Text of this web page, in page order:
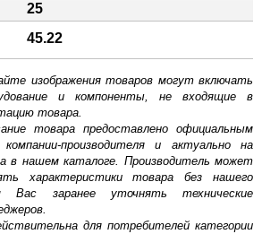
25
45.22
изображения товаров могут включать
и компоненты, не входящие в
товара.
товара предоставлено официальным
производителя и актуально на
в нашем каталоге. Производитель может
характеристики товара без нашего
Вас заранее уточнять технические
для потребителей категории